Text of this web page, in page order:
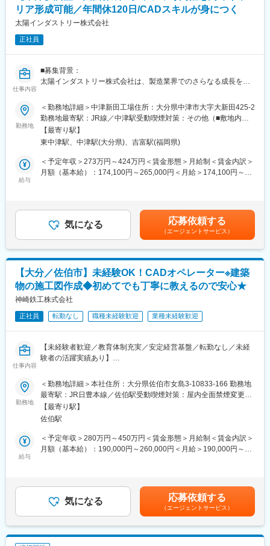
変更の範囲：会社内の全ての業務
・完成／引き渡しまでのフォロー
■業務の特徴：
・当大分拠点は親会社-谷川建設の大分支店との関わりが特に強
く、住宅の受注から一貫したサービス提供が特徴となっていま
す。
・打合せなどのお客様とのコミュニケーションに際しては、谷川
建設の営業担当の同席もございます
ットしていくことが求められます。
・直接現場に足を運びながら、またお客様との打ち合わせを通し
て「質」にこだわった商品群をお客様に自信を持っていただくこ
とが可能です。自社ブランド商品を含め谷川品質を持った商品の
・打合せや納品、設置立ち合い業務として大分県内を移動しなが
らの外勤がほぼ毎日発生いたします。
■当社の特徴
・同社は谷川建設グループのインテリア・エクステリア部門を担
当している空間づくりのプロフェッショナル集団です。照明・カ
ーテンをメインに、家具・椅子・絨毯・絵画に至るまで、内装全
般に関わるインテリアをコーディネートしています。
・同社は女性社員7割、育休産休復帰率ほぼ100％とお子さんがい
る方でも働きやすい環境が整っています。
リア形成可能／年間休120日/CADスキルが身につく
太陽インダストリー株式会社
正社員
仕事内容
■募集背景：
太陽インダストリー株式会社は、製造業界でのさらなる成長を目
富なメンバーと若手が協力し合っています。将来的な技術の継承
と組織力強化のため、若手人材を積極的に募集します。自らスキ
ルアップを目指し、社内の関係部署と円滑にコミュニケーション
を取りながらあなたの「モノづくり」への情熱を活かし、共に成
長していける方を募集しております。
■業務内容：中津新田工場内のインフラ保全部
インフラ保全部 調査診断課では、橋梁やコンクリート構造物の安
全性を確保するための調査・診断を担当します。最新の非破壊検
査技術やデータ解析を駆使し、社会インフラの長寿命化に貢献す
＜業務詳細＞
・外業班に同行し、点検現場や撮影内容の確認
・調査結果をもとにした図面作成および資料整理
・過去の報告書を参照し、業務成果物の形式を習得
・報告書作成や顧客打合せ時の補助業務
■教育体制
全体研修からスタートし、実務については現場でサポートをさせ
ていただきながら実際の業務を通じて学んでいただく予定です。
■職場の雰囲気／特長：
・事務所は「インフラ保全部 調査診断課」専用なので、同じ話題
でのコミニュケーションを取りながら、協業しながら仕事をして
■部署内構成：
■雇用形態
試用期間中は契約社員：基本3か月（～6か月程度）
※業務習熟度・勤務実績等に応じて正社員登用に切り替え
直近実績を鑑みても弊社からお断りした事例は特にございませ
勤務地
＜勤務地詳細＞中津新田工場住所：大分県中津市大字大新田425-2
勤務地最寄駅：JR線／中津駅受動喫煙対策：その他（■敷地内喫
煙可能場所あり）変更の範囲：会社の定める事業所
【最寄り駅】
東中津駅、中津駅(大分県)、吉富駅(福岡県)
給与
＜予定年収＞273万円～424万円＜賃金形態＞月給制＜賃金内訳＞
月額（基本給）：174,100円～265,000円＜月給＞174,100円～
（年2回）／昨年実績（3.99ヶ月）■昇給：有（年1回）／昨年実
績（3.50%）賃金はあくまでも目安の金額であり、選考を通じて
上下する可能性があります。月給(月額)は固定手当を含めた表記で
す。
気になる 応募依頼する
（エージェントサービス）
【大分／佐伯市】未経験OK！CADオペレーター※建築
物の施工図作成◆初めてでも丁寧に教えるので安心★
神崎鉄工株式会社
正社員 転勤なし 職種未経験歓迎 業種未経験歓迎
仕事内容
【未経験者歓迎／教育体制充実／安定経営基盤／転勤なし／未経
験者の活躍実績あり】
■採用背景：
～業績拡大に伴う組織強化のための採用～
当社は県内で数少ない国土交通大臣Hグレード認定工場を持つ建
築鉄骨・鋼構造物メーカーであり、順調に業績を拡大していま
す。今後の事業拡大に向けて設計技術者を募集します。
■業務内容：
業務
・建築図・設計図書をもとに鉄骨施工図を作成
・承認済の施工図から必要な詳細図の作成
※入社後は３DCADの使い方を学び、CADに慣れていただてかた実
勤務地
＜勤務地詳細＞本社住所：大分県佐伯市女島3-10833-166 勤務地
最寄駅：JR日豊本線／佐伯駅受動喫煙対策：屋内全面禁煙変更の
範囲：会社の定める事業所
【最寄り駅】
佐伯駅
給与
＜予定年収＞280万円～450万円＜賃金形態＞月給制＜賃金内訳＞
月額（基本給）：190,000円～260,000円＜月給＞190,000円～
金額であり、選考を通じて上下する可能性があります。月給(月額)
は固定手当を含めた表記です。
気になる 応募依頼する
（エージェントサービス）